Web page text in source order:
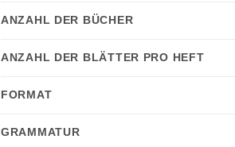
ANZAHL DER BÜCHER
ANZAHL DER BLÄTTER PRO HEFT
FORMAT
GRAMMATUR